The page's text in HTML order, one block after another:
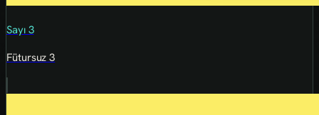
Sayı 3
Fütursuz 3